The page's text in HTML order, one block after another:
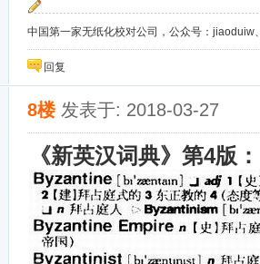
中国第一家无纸化校对公司，公众号：
回复
8楼 发表于: 2018-03-27
《新英汉词典》第4版：